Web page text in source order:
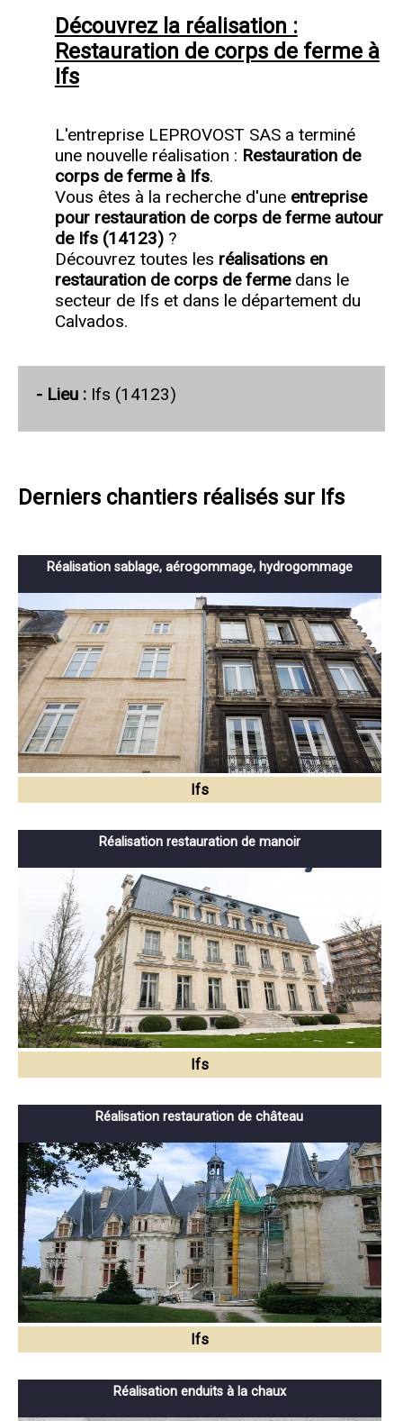
Découvrez la réalisation :
Restauration de corps de ferme à
Ifs
L'entreprise LEPROVOST SAS a terminé
une nouvelle réalisation : Restauration de
corps de ferme à Ifs.
Vous êtes à la recherche d'une entreprise
pour restauration de corps de ferme autour
de Ifs (14123)?
Découvrez toutes les réalisations en
restauration de corps de fermedans le
secteur de Ifs et dans le département du
Calvados.
- Lieu : Ifs (14123)
Derniers chantiers réalisés sur Ifs
Réalisation sablage, aérogommage, hydrogommage
Ifs
Réalisation restauration de manoir
Ifs
Réalisation restauration de château
Ifs
Réalisation enduits à la chaux